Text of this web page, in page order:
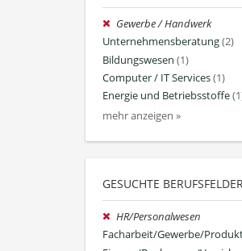
Gewerbe / Handwerk
Unternehmensberatung(2)
Bildungswesen (1)
Computer / IT Services(1)
Energie und Betriebsstoffe
mehr anzeigen »
GESUCHTE
HR/Personalwesen
Facharbeit/Gewerbe/